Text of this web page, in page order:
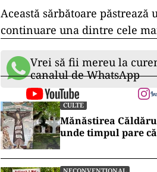
Această sărbătoare
continuare una dintre cele
Vrei să fii mereu la
canalul de WhatsApp
CULTE
Mănăstirea
unde timpul pare